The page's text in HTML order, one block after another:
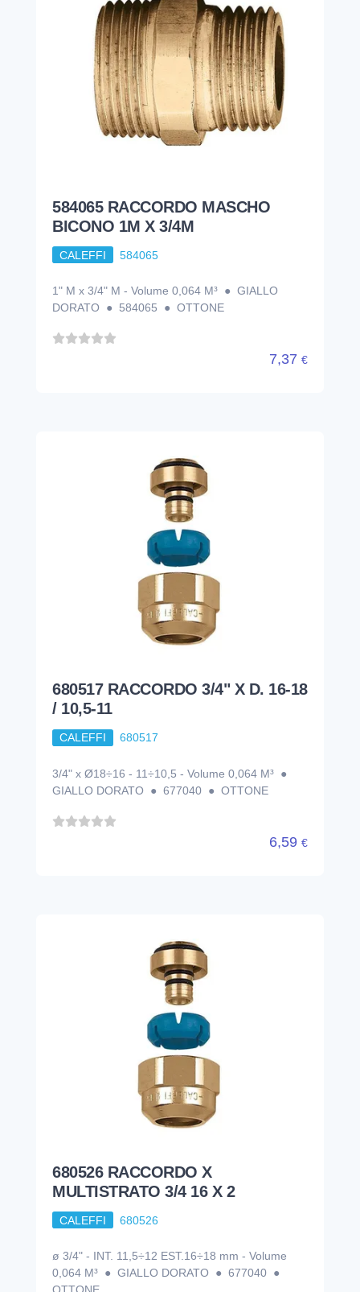
584065 RACCORDO MASCHO
BICONO 1M X 3/4M
CALEFFI 584065
1" M x 3/4" M - Volume 0,064 M³ ● GIALLO
DORATO ● 584065 ● OTTONE
7,37 €
680517 RACCORDO 3/4" X D. 16-18
/ 10,5-11
CALEFFI 680517
3/4" x Ø18÷16 - 11÷10,5 - Volume 0,064 M³ ●
GIALLO DORATO ● 677040 ● OTTONE
6,59 €
680526 RACCORDO X
MULTISTRATO 3/4 16 X 2
CALEFFI 680526
ø 3/4" - INT. 11,5÷12 EST.16÷18 mm - Volume
0,064 M³ ● GIALLO DORATO ● 677040 ●